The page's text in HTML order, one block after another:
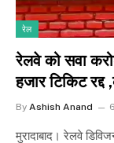
रेल
रेलवे को सवा
हजार टिकिट
By Ashish Anand
मुरादाबाद। रेलवे